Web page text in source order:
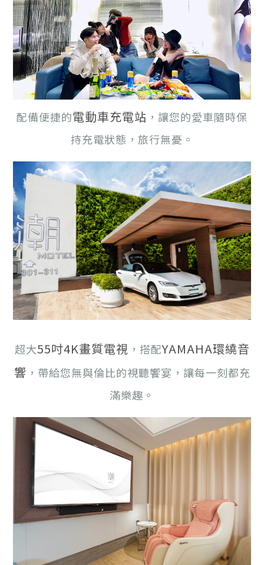
配備便捷的電動車充電站 ，讓您的愛車隨時保
持充電狀態，旅行無憂。
超大55吋4K畫質電視 ，搭配YAMAHA環繞音
響 ，帶給您無與倫比的視聽饗宴，讓每一刻都充
滿樂趣。